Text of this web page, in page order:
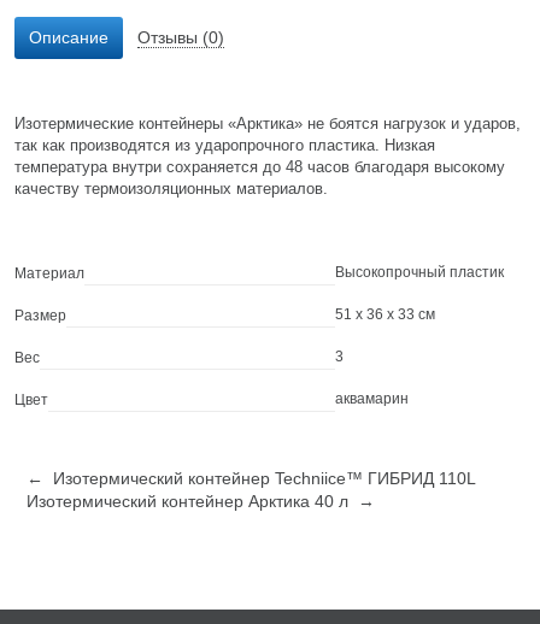
Описание Отзывы (0)
Изотермические контейнеры «Арктика» не боятся нагрузок и ударов,
так как производятся из ударопрочного пластика. Низкая
температура внутри сохраняется до 48 часов благодаря высокому
качеству термоизоляционных материалов.
Материал Высокопрочный пластик
Размер 51 х 36 х 33 cм
Вес 3
Цвет аквамарин
← Изотермический контейнер Techniice™ ГИБРИД 110L
Изотермический контейнер Арктика 40 л →